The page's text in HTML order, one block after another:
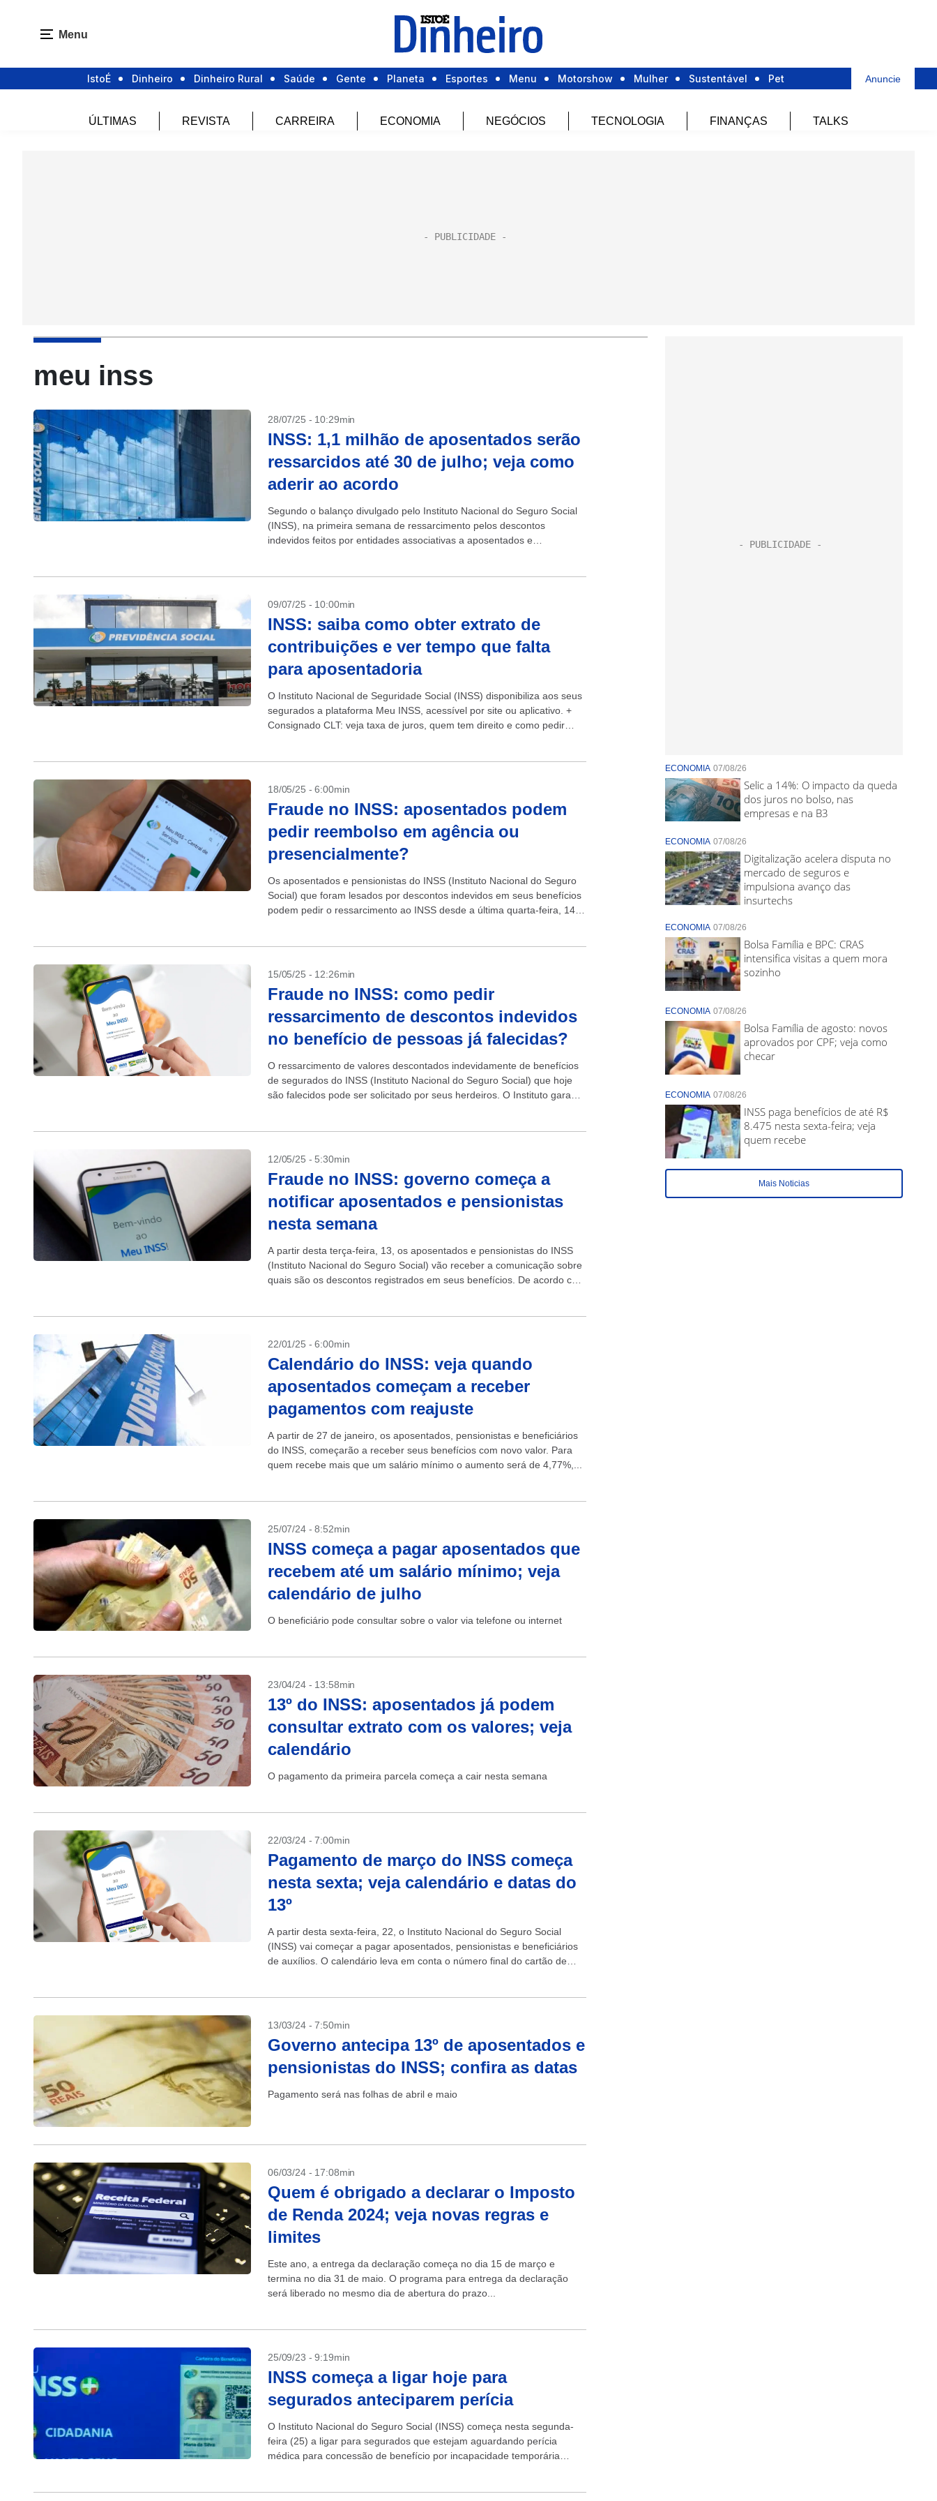
Menu
IstoÉ Dinheiro Dinheiro Rural Saúde Gente Planeta Esportes Menu Motorshow Mulher Sustentável Pet Anuncie
ÚLTIMAS REVISTA CARREIRA ECONOMIA NEGÓCIOS TECNOLOGIA FINANÇAS TALKS
meu inss
28/07/25 - 10:29min
INSS: 1,1 milhão de aposentados serão
ressarcidos até 30 de julho; veja como
aderir ao acordo
Segundo o balanço divulgado pelo Instituto Nacional do Seguro Social
(INSS), na primeira semana de ressarcimento pelos descontos
indevidos feitos por entidades associativas a aposentados e
09/07/25 - 10:00min
INSS: saiba como obter extrato de
contribuições e ver tempo que falta
para aposentadoria
O Instituto Nacional de Seguridade Social (INSS) disponibiliza aos seus
segurados a plataforma Meu INSS, acessível por site ou aplicativo. +
Consignado CLT: veja taxa de juros, quem tem direito e como pedir
18/05/25 - 6:00min
Fraude no INSS: aposentados podem
pedir reembolso em agência ou
presencialmente?
Os aposentados e pensionistas do INSS (Instituto Nacional do Seguro
Social) que foram lesados por descontos indevidos em seus benefícios
podem pedir o ressarcimento ao INSS desde a última quarta-feira, 14.
15/05/25 - 12:26min
Fraude no INSS: como pedir
ressarcimento de descontos indevidos
no benefício de pessoas já falecidas?
O ressarcimento de valores descontados indevidamente de benefícios
de segurados do INSS (Instituto Nacional do Seguro Social) que hoje
são falecidos pode ser solicitado por seus herdeiros. O Instituto garante
12/05/25 - 5:30min
Fraude no INSS: governo começa a
notificar aposentados e pensionistas
nesta semana
A partir desta terça-feira, 13, os aposentados e pensionistas do INSS
(Instituto Nacional do Seguro Social) vão receber a comunicação sobre
quais são os descontos registrados em seus benefícios. De acordo com
22/01/25 - 6:00min
Calendário do INSS: veja quando
aposentados começam a receber
pagamentos com reajuste
A partir de 27 de janeiro, os aposentados, pensionistas e beneficiários
do INSS, começarão a receber seus benefícios com novo valor. Para
quem recebe mais que um salário mínimo o aumento será de 4,77%,...
25/07/24 - 8:52min
INSS começa a pagar aposentados que
recebem até um salário mínimo; veja
calendário de julho
O beneficiário pode consultar sobre o valor via telefone ou internet
23/04/24 - 13:58min
13º do INSS: aposentados já podem
consultar extrato com os valores; veja
calendário
O pagamento da primeira parcela começa a cair nesta semana
22/03/24 - 7:00min
Pagamento de março do INSS começa
nesta sexta; veja calendário e datas do
13º
A partir desta sexta-feira, 22, o Instituto Nacional do Seguro Social
(INSS) vai começar a pagar aposentados, pensionistas e beneficiários
de auxílios. O calendário leva em conta o número final do cartão de
13/03/24 - 7:50min
Governo antecipa 13º de aposentados e
pensionistas do INSS; confira as datas
Pagamento será nas folhas de abril e maio
06/03/24 - 17:08min
Quem é obrigado a declarar o Imposto
de Renda 2024; veja novas regras e
limites
Este ano, a entrega da declaração começa no dia 15 de março e
termina no dia 31 de maio. O programa para entrega da declaração
será liberado no mesmo dia de abertura do prazo...
25/09/23 - 9:19min
INSS começa a ligar hoje para
segurados anteciparem perícia
O Instituto Nacional do Seguro Social (INSS) começa nesta segunda-
feira (25) a ligar para segurados que estejam aguardando perícia
médica para concessão de benefício por incapacidade temporária
ECONOMIA 07/08/26
Selic a 14%: O impacto da queda
dos juros no bolso, nas
empresas e na B3
ECONOMIA 07/08/26
Digitalização acelera disputa no
mercado de seguros e
impulsiona avanço das
insurtechs
ECONOMIA 07/08/26
Bolsa Família e BPC: CRAS
intensifica visitas a quem mora
sozinho
ECONOMIA 07/08/26
Bolsa Família de agosto: novos
aprovados por CPF; veja como
checar
ECONOMIA 07/08/26
INSS paga benefícios de até R$
8.475 nesta sexta-feira; veja
quem recebe
Mais Noticias